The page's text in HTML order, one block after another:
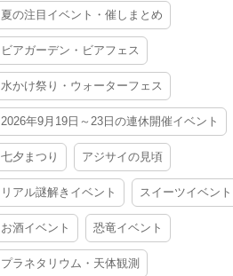
夏の注目イベント・催しまとめ
ビアガーデン・ビアフェス
水かけ祭り・ウォーターフェス
2026年9月19日～23日の連休開催イベント
七夕まつり アジサイの見頃
リアル謎解きイベント スイーツイベント
お酒イベント 恐竜イベント
プラネタリウム・天体観測